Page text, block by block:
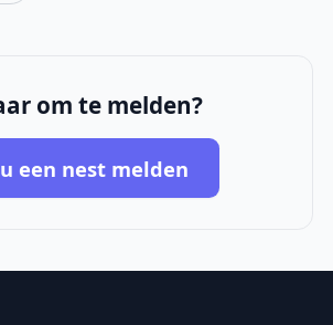
om te melden?
een nest melden